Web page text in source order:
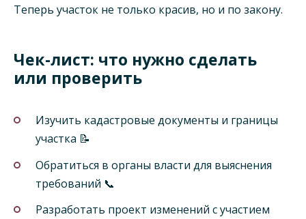
Теперь участок не только красив, но и по закону.
Чек-лист: что нужно сделать
или проверить
Изучить кадастровые документы и границы
участка 📝
Обратиться в органы власти для выяснения
требований 📞
Разработать проект изменений с участием